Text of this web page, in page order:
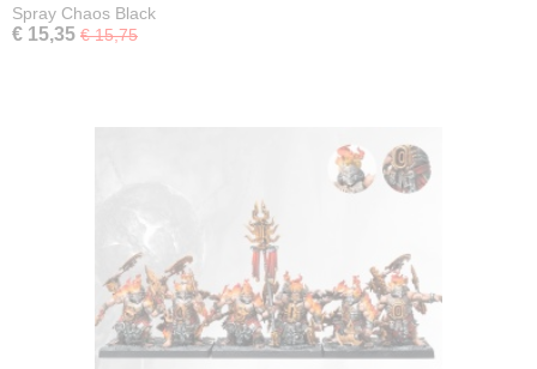
Spray Chaos Black
€ 15,35 € 15,75